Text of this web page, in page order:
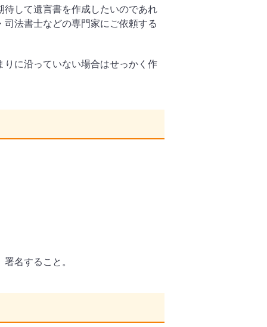
して遺言書を作成したいのであれ
法書士などの専門家にご依頼する
に沿っていない場合はせっかく作
名すること。